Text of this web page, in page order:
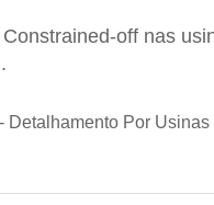
off nas
Detalhamento Por Usinas